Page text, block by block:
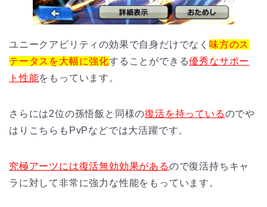
ユニークアビリティの効果で自身だけでなく 味方のス
テータスを大幅に強化することができる優秀なサポー
ト性能をもっています。
さらには2位の孫悟飯と同様の復活を持っているのでや
はりこちらもPvPなどでは大活躍です。
究極アーツには復活無効効果があるので復活持ちキャ
ラに対して非常に強力な性能をもっています。